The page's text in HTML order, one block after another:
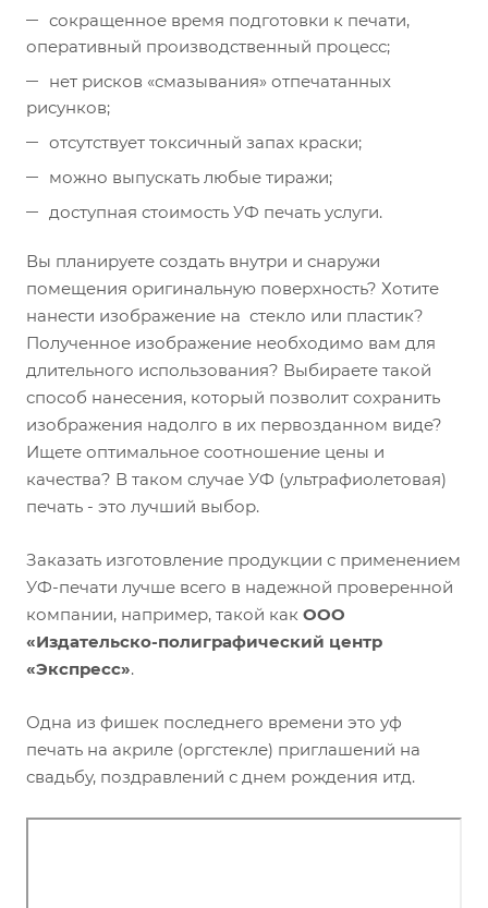
сокращенное время подготовки к печати,
оперативный производственный процесс;
нет рисков «смазывания» отпечатанных
рисунков;
отсутствует токсичный запах краски;
можно выпускать любые тиражи;
доступная стоимость УФ печать услуги.
Вы планируете создать внутри и снаружи
помещения оригинальную поверхность? Хотите
нанести изображение на стекло или пластик?
Полученное изображение необходимо вам для
длительного использования? Выбираете такой
способ нанесения, который позволит сохранить
изображения надолго в их первозданном виде?
Ищете оптимальное соотношение цены и
качества? В таком случае УФ (ультрафиолетовая)
печать - это лучший выбор.
Заказать изготовление продукции с применением
УФ-печати лучше всего в надежной проверенной
компании, например, такой как ООО
«Издательско-полиграфический центр
«Экспресс».
Одна из фишек последнего времени это уф
печать на акриле (оргстекле) приглашений на
свадьбу, поздравлений с днем рождения итд.